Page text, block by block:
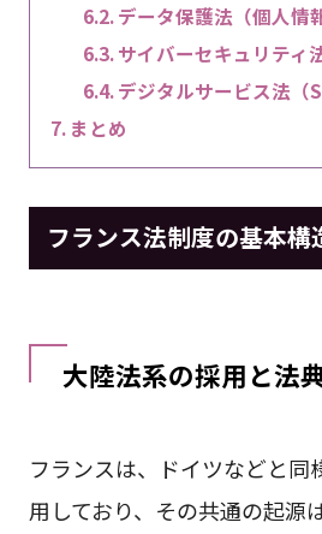
データ保護法（個人情
サイバーセキュリティ
デジタルサービス法（
まとめ
フランス法制度の基本構
大陸法系の採用と法
フランスは、ドイツなどと同
用しており、その共通の起源